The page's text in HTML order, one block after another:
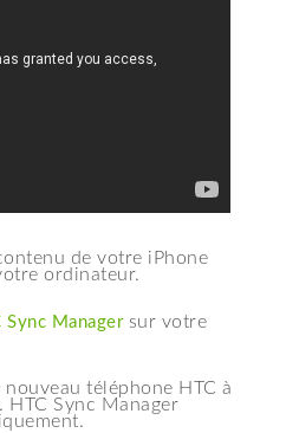
de votre iPhone
ordinateur.
Sync Managersur votre
téléphone HTC à
Sync Manager